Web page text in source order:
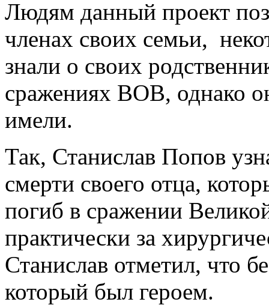
Людям данный проект
членах своих семьи,
знали о своих
сражениях ВОВ, однако
имели.
Так, Станислав Попов
смерти своего отца,
погиб в сражении
практически за
Станислав отметил, что
который был героем.